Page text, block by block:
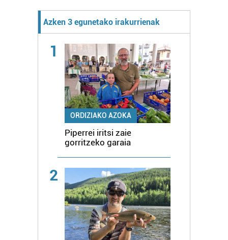
Azken 3 egunetako irakurrienak
1
ORDIZIAKO AZOKA
Piperrei iritsi zaie
gorritzeko garaia
2